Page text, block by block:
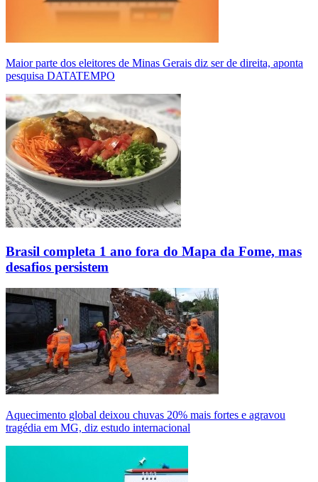
Maior parte dos eleitores de Minas Gerais diz ser de direita, aponta
pesquisa DATATEMPO
Brasil completa 1 ano fora do Mapa da Fome, mas
desafios persistem
Aquecimento global deixou chuvas 20% mais fortes e agravou
tragédia em MG, diz estudo internacional